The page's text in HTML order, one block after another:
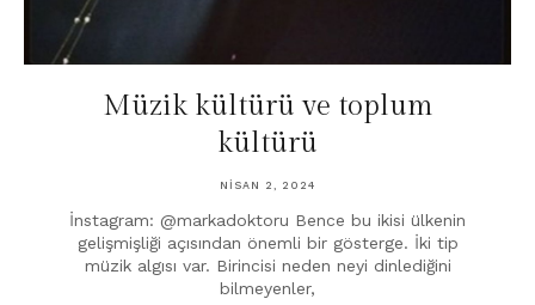
Müzik kültürü ve toplum
kültürü
NISAN 2, 2024
İnstagram: @markadoktoru Bence bu ikisi ülkenin
gelişmişliği açısından önemli bir gösterge. İki tip
müzik algısı var. Birincisi neden neyi dinlediğini
bilmeyenler,